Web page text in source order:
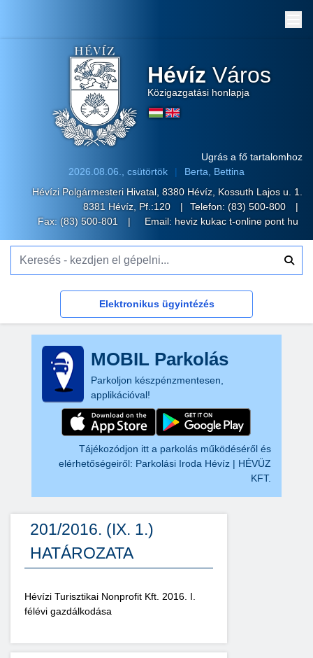
Hévíz Város
Közigazgatási honlapja
Ugrás a fő tartalomhoz
2026.08.06., csütörtök
Berta, Bettina
Hévízi Polgármesteri Hivatal, 8380 Hévíz, Kossuth Lajos u. 1.
8381 Hévíz, Pf.:120
Telefon: (83) 500-800
Fax: (83) 500-801
Email: heviz kukac t-online pont hu
Elektronikus ügyintézés
MOBIL Parkolás
Parkoljon készpénzmentesen,
applikációval!
Tájékozódjon itt a parkolás működéséről és
elérhetőségeiről: Parkolási Iroda Hévíz | HÉVÜZ
KFT.
201/2016. (IX. 1.)
HATÁROZATA
Hévízi Turisztikai Nonprofit Kft. 2016. I.
félévi gazdálkodása